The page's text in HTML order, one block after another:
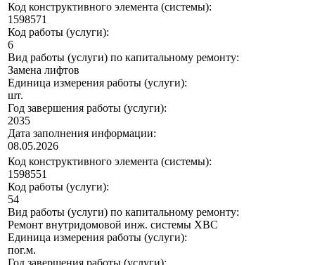
Код конструктивного элемента (системы):
1598571
Код работы (услуги):
6
Вид работы (услуги) по капитальному ремонту:
Замена лифтов
Единица измерения работы (услуги):
шт.
Год завершения работы (услуги):
2035
Дата заполнения информации:
08.05.2026
Код конструктивного элемента (системы):
1598551
Код работы (услуги):
54
Вид работы (услуги) по капитальному ремонту:
Ремонт внутридомовой инж. системы ХВС
Единица измерения работы (услуги):
пог.м.